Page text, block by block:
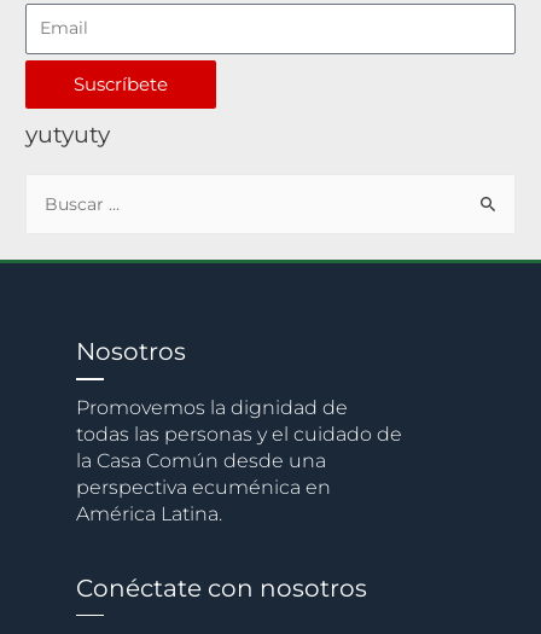
Suscríbete
yutyuty
Nosotros
Promovemos la dignidad de
todas las personas y el cuidado de
la Casa Común desde una
perspectiva ecuménica en
América Latina.
Conéctate con nosotros